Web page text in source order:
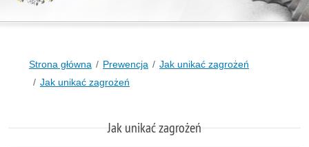
Strona główna Prewencja
Jak unikać zagrożeń
Jak unikać zagrożeń
Jak unikać zagrożeń